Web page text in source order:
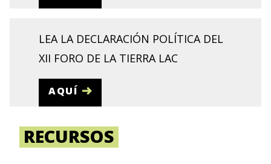
LEA LA DECLARACIÓN POLÍTICA DEL
XII FORO DE LA TIERRA LAC
AQUÍ
RECURSOS